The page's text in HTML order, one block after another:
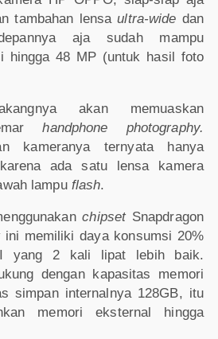
tambahan lensaultra-wide dan
aja sudah mampu
hingga 48 MP (untuk hasil foto
akan memuaskan
handphone photography.
kameranya ternyata hanya
ada satu lensa kamera
lampu flash.
chipsetSnapdragon
ini memiliki daya konsumsi 20%
yang 2 kali lipat lebih baik.
dengan kapasitas memori
simpan internalnya 128GB, itu
memori eksternal hingga